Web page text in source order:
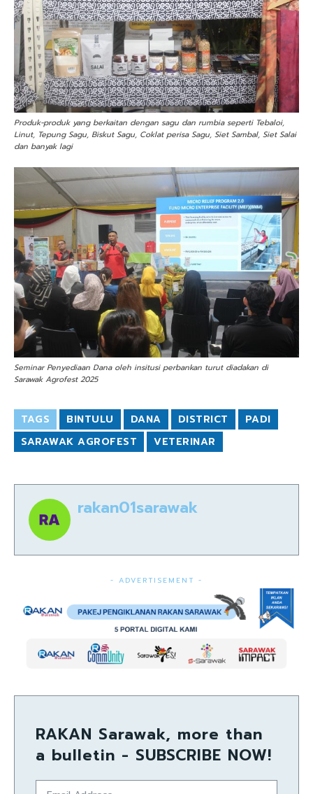
Produk-produk yang berkaitan dengan sagu dan rumbia seperti Tebaloi,
Linut, Tepung Sagu, Biskut Sagu, Coklat perisa Sagu, Siet Sambal, Siet Salai
dan banyak lagi
Seminar Penyediaan Dana oleh insitusi perbankan turut diadakan di
Sarawak Agrofest 2025
TAGS BINTULU DANA DISTRICT
PADI
SARAWAK AGROFEST
VETERINAR
rakan01sarawak
- ADVERTISEMENT -
RAKAN Sarawak, more than
a bulletin - SUBSCRIBE NOW!